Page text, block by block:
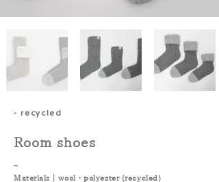
- recycled
Room shoes
Materials｜ wool ・polyester (recycled)